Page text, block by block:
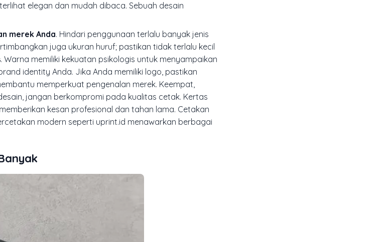
elegan dan mudah dibaca. Sebuah desain
merek Anda. Hindari penggunaan terlalu banyak jenis
juga ukuran huruf; pastikan tidak terlalu kecil
. Warna memiliki kekuatan psikologis untuk menyampaikan
identity Anda. Jika Anda memiliki logo, pastikan
memperkuat pengenalan merek. Keempat,
jangan berkompromi pada kualitas cetak. Kertas
kesan profesional dan tahan lama. Cetakan
modern seperti uprint.id menawarkan berbagai